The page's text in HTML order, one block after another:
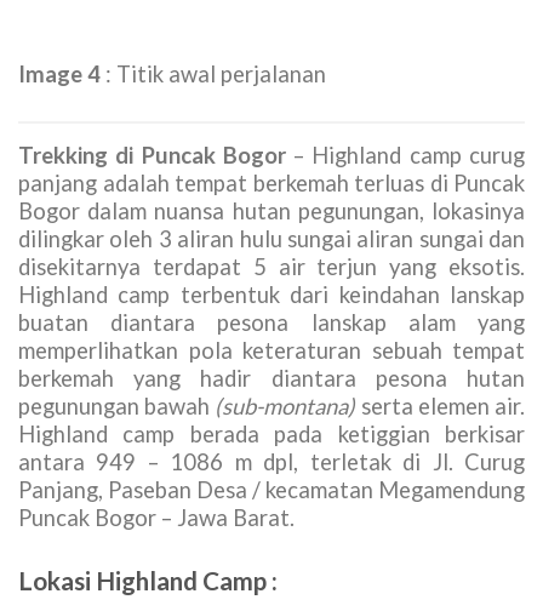
Image 4 : Titik awal perjalanan
Trekking di Puncak Bogor– Highland camp curug
panjang adalah tempat berkemah terluas di Puncak
Bogor dalam nuansa hutan pegunungan, lokasinya
dilingkar oleh 3 aliran hulu sungai aliran sungai dan
disekitarnya terdapat 5 air terjun yang eksotis.
Highland camp terbentuk dari keindahan lanskap
buatan diantara pesona lanskap alam yang
memperlihatkan pola keteraturan sebuah tempat
berkemah yang hadir diantara pesona hutan
pegunungan bawah(sub-montana)
antara 949 – 1086 m dpl, terletak di Jl. Curug